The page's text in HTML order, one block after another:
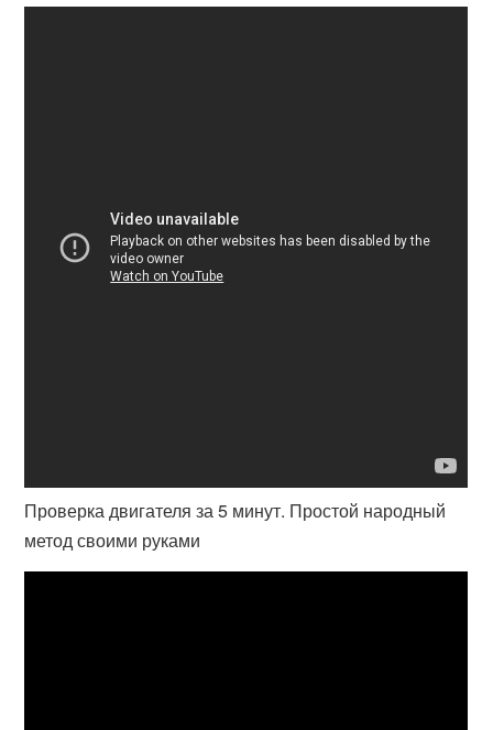
Проверка двигателя за 5 минут. Простой народный
метод своими руками